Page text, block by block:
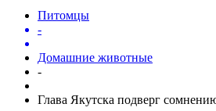
Питомцы
-
Домашние животные
-
Глава Якутска подверг